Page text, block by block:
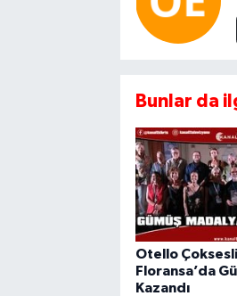
Bunlar da
Otello
Floransa’da
Kazandı